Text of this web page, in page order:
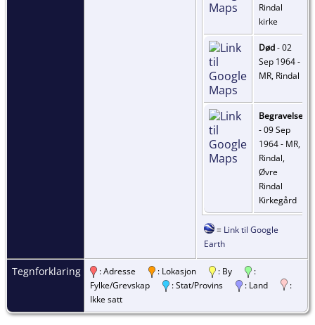
Rindal
kirke
Død- 02
Sep 1964 -
MR, Rindal
Begravelse
- 09 Sep
1964 - MR,
Rindal,
Øvre
Rindal
Kirkegård
= Link til Google
Earth
Tegnforklaring : Adresse : Lokasjon : By
:
Fylke/Grevskap
: Stat/Provins : Land
:
Ikke satt